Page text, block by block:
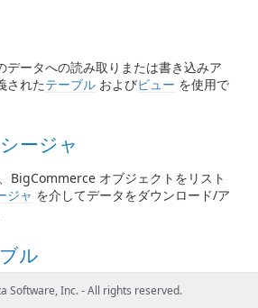
ータへの読み取りまたは書き込みア
されたテーブル およびビュー を使用で
ージャ
BigCommerce オブジェクトをリスト
ジャ を介してデータをダウンロード/ア
ル
、データベースに属するオブジェクト
Software, Inc. - All rights reserved.